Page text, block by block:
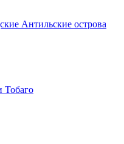
Антильские острова
Тобаго